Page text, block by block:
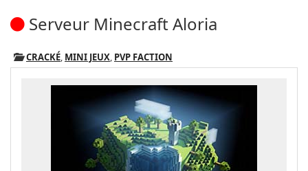
Serveur Minecraft Aloria
CRACKÉ, MINI JEUX, PVP FACTION